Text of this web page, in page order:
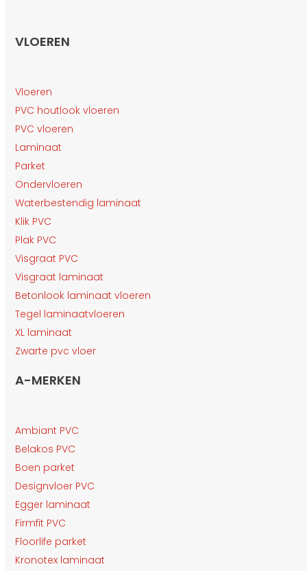
VLOEREN
Vloeren
PVC houtlook vloeren
PVC vloeren
Laminaat
Parket
Ondervloeren
Waterbestendig laminaat
Klik PVC
Plak PVC
Visgraat PVC
Visgraat laminaat
Betonlook laminaat vloeren
Tegel laminaatvloeren
XL laminaat
Zwarte pvc vloer
A-MERKEN
Ambiant PVC
Belakos PVC
Boen parket
Designvloer PVC
Egger laminaat
Firmfit PVC
Floorlife parket
Kronotex laminaat